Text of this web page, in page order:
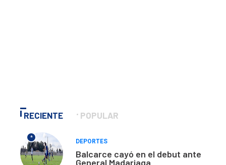
RECIENTE POPULAR
*
DEPORTES
Balcarce cayó en el debut ante
General Madariaga